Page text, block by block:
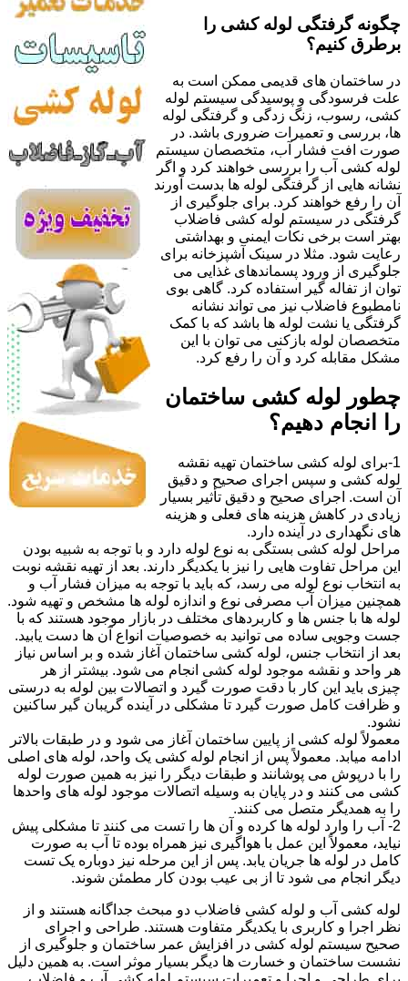
چگونه گرفتگی لوله کشی را
برطرق کنیم؟
در ساختمان های قدیمی ممکن است به
علت فرسودگی و پوسیدگی سیستم لوله
کشی، رسوب، زنگ زدگی و گرفتگی لوله
ها، بررسی و تعمیرات ضروری باشد. در
صورت افت فشار آب، متخصصان سیستم
لوله کشی آب را بررسی خواهند کرد و اگر
نشانه هایی از گرفتگی لوله ها بدست آورند
آن را رفع خواهند کرد. برای جلوگیری از
گرفتگی در سیستم لوله کشی فاضلاب
بهتر است برخی نکات ایمنی و بهداشتی
رعایت شود. مثلا در سینک آشپزخانه برای
جلوگیری از ورود پسماندهای غذایی می
توان از تفاله گیر استفاده کرد. گاهی بوی
نامطبوع فاضلاب نیز می تواند نشانه
گرفتگی یا نشت لوله ها باشد که با کمک
متخصصان لوله بازکنی می توان با این
مشکل مقابله کرد و آن را رفع کرد.
چطور لوله کشی ساختمان
را انجام دهیم؟
1-برای لوله کشی ساختمان تهیه نقشه
لوله کشی و سپس اجرای صحیح و دقیق
آن است. اجرای صحیح و دقیق تأثیر بسیار
زیادی در کاهش هزینه های فعلی و هزینه
های نگهداری در آینده دارد.
مراحل لوله کشی بستگی به نوع لوله دارد و با توجه به شبیه بودن
این مراحل تفاوت هایی را نیز با یکدیگر دارند. بعد از تهیه نقشه نوبت
به انتخاب نوع لوله می رسد، که باید با توجه به میزان فشار آب و
همچنین میزان آب مصرفی نوع و اندازه لوله ها مشخص و تهیه شود.
لوله ها با جنس ها و کاربردهای مختلف در بازار موجود هستند که با
جست وجویی ساده می توانید به خصوصیات انواع آن ها دست یابید.
بعد از انتخاب جنس، لوله کشی ساختمان آغاز شده و بر اساس نیاز
هر واحد و نقشه موجود لوله کشی انجام می شود. بیشتر از هر
چیزی باید این کار با دقت صورت گیرد و اتصالات بین لوله به درستی
و ظرافت کامل صورت گیرد تا مشکلی در آینده گریبان گیر ساکنین
نشود.
معمولاً لوله کشی از پایین ساختمان آغاز می شود و در طبقات بالاتر
ادامه میابد. معمولاً پس از انجام لوله کشی یک واحد، لوله های اصلی
را با درپوش می پوشانند و طبقات دیگر را نیز به همین صورت لوله
کشی می کنند و در پایان به وسیله اتصالات موجود لوله های واحدها
را به همدیگر متصل می کنند.
2- آب را وارد لوله ها کرده و آن ها را تست می کنند تا مشکلی پیش
نیاید، معمولاً این عمل با هواگیری نیز همراه بوده تا آب به صورت
کامل در لوله ها جریان یابد. پس از این مرحله نیز دوباره یک تست
دیگر انجام می شود تا از بی عیب بودن کار مطمئن شوند.
لوله کشی آب و لوله کشی فاضلاب دو مبحث جداگانه هستند و از
نظر اجرا و کاربری با یکدیگر متفاوت هستند. طراحی و اجرای
صحیح سیستم لوله کشی در افزایش عمر ساختمان و جلوگیری از
نشست ساختمان و خسارت ها دیگر بسیار موثر است. به همین دلیل